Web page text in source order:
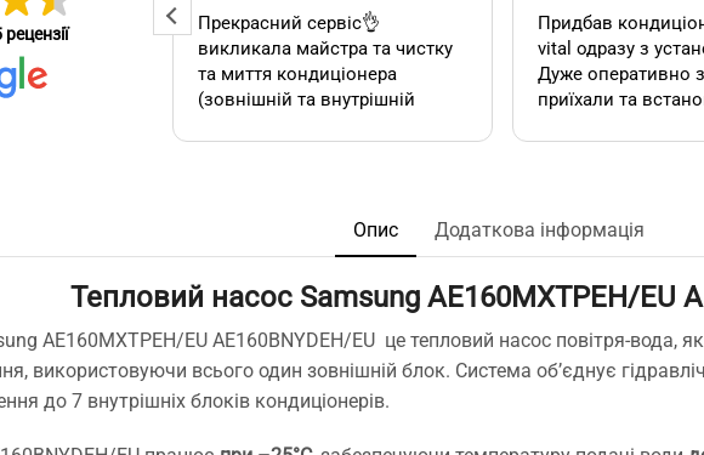
виконали
дали
Прекрасний сервіс👌
викликала майстра та чистку
та миття кондиціонера
(зовнішній та внутрішній
замовляла у цієї фірми 2
кондиціонера. Задоволена,
вибором їх, так і
безпосереднім їх
монтуванням.
Буду неодмінно звертатись
ще та рекомендувати!
Придбав
vital одразу з
Дуже оперативно зв'язалися,
приїхали та
пропозиція,
установки за
саме в цьому
ж по факту
установка в
панельній 12
Опис Додаткова інформація
Тепловий насос Samsung AE160MXTPEH/EU
AE160MXTPEH/EU AE160BNYDEH/EU це тепловий насос повітря-вода,
використовуючи всього один зовнішній блок. Система об’єднує
до 7 внутрішніх блоків кондиціонерів.